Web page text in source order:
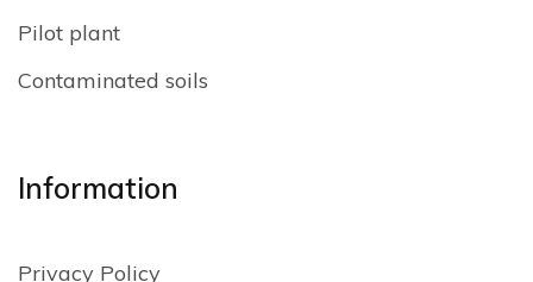
Pilot plant
Contaminated soils
Information
Privacy Policy